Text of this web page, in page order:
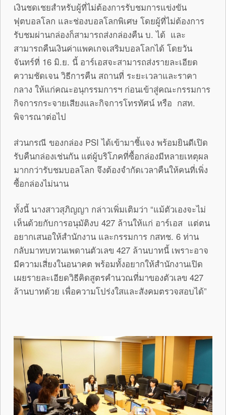
เงินชดเชยสำหรับผู้ที่ไม่ต้องการรับชมการแข่งขัน
ฟุตบอลโลก และช่องบอลโลกพิเศษ โดยผู้ที่ไม่ต้องการ
รับชมผ่านกล่องก็สามารถส่งกล่องคืน บ. ได้ และ
สามารถคืนเงินค่าแพคเกจเสริมบอลโลกได้ โดยวัน
จันทร์ที่ 16 มิ.ย. นี้ อาร์เอสจะสามารถส่งรายละเอียด
ความชัดเจน วิธีการคืน สถานที่ ระยะเวลาและราคา
กลาง ให้แก่คณะอนุกรรมการฯ ก่อนเข้าสู่คณะกรรมการ
กิจการกระจายเสียงและกิจการโทรทัศน์ หรือ กสท.
พิจารณาต่อไป
ส่วนกรณี ของกล่อง PSI ได้เข้ามาชี้แจง พร้อมยินดีเปิด
รับคืนกล่องเช่นกัน แต่ผู้บริโภคที่ซื้อกล่องมีหลายเหตุผล
มากกว่ารับชมบอลโลก จึงต้องจำกัดเวลาคืนให้คนที่เพิ่ง
ซื้อกล่องไม่นาน
ทั้งนี้ นางสาวสุภิญญา กล่าวเพิ่มเติมว่า “แม้ตัวเองจะไม่
เห็นด้วยกับการอนุมัติงบ 427 ล้านให้แก่ อาร์เอส แต่ตน
อยากเสนอให้สำนักงาน และกรรมการ กสทช. 6 ท่าน
กลับมาทบทวนเพดานตัวเลข 427 ล้านบาทนี้ เพราะอาจ
มีความเสี่ยงในอนาคต พร้อมทั้งอยากให้สำนักงานเปิด
เผยรายละเอียดวิธีคิดสูตรคำนวณที่มาของตัวเลข 427
ล้านบาทด้วย เพื่อความโปร่งใสและสังคมตรวจสอบได้”